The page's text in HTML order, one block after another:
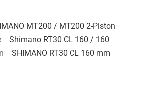
MT200 / MT200 2-Piston
Shimano RT30 CL 160 / 160
SHIMANO RT30 CL 160 mm